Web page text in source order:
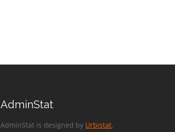
AdminStat
AdminStat is designed by Urbistat.